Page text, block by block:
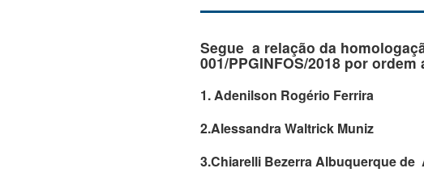
Segue a relação da
001/PPGINFOS/2018 por ordem
1. Adenilson Rogério Ferrira
2.Alessandra Waltrick Muniz
3.Chiarelli Bezerra Albuquerque de